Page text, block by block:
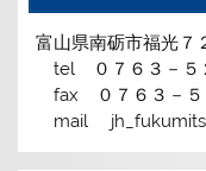
富山県南砺市福光７
tel ０７６３－５
fax ０７６３－５
mail